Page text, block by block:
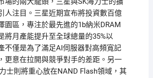
人注目。三星近期宣布將投資數百億
園區，專注於最先進的1b納米DRAM
將月產能提升至全球總量的35%以
不僅是為了滿足AI伺服器對高頻寬記
更意在拉開與競爭對手的差距。另一
士則將重心放在NAND Flash領域，其